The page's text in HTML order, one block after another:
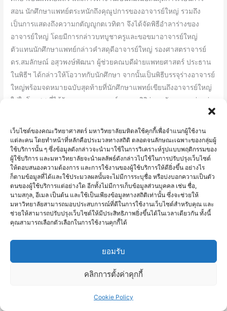
เว็บไซต์ของคณะวิทยาศาสตร์ มหาวิทยาลัยมหิดลใช้คุกกี้เพื่อจำแนกผู้ใช้งาน
แต่ละคน โดยทำหน้าที่หลักคือประมวลทางสถิติ ตลอดจนลักษณะเฉพาะของกลุ่มผู้
ใช้บริการนั้น ๆ ซึ่งข้อมูลดังกล่าวจะนำมาใช้ในการวิเคราะห์รูปแบบพฤติกรรมของ
ผู้ใช้บริการ และมหาวิทยาลัยจะนำผลลัพธ์ดังกล่าวไปใช้ในการปรับปรุงเว็บไซต์
ให้ตอบสนองความต้องการ และการใช้งานของผู้ใช้บริการให้ดียิ่งขึ้น อย่างไร
ก็ตามข้อมูลที่ได้และใช้ประมวลผลนั้นจะไม่มีการระบุชื่อ หรือบ่งบอกความเป็นตัว
ตนของผู้ใช้บริการแต่อย่างใด อีกทั้งไม่มีการเก็บข้อมูลส่วนบุคคล เช่น ชื่อ,
นามสกุล, อีเมล เป็นต้น และใช้เป็นเพียงข้อมูลทางสถิติเท่านั้น ซึ่งจะช่วยให้
มหาวิทยาลัยสามารถมอบประสบการณ์ที่ดีในการใช้งานเว็บไซต์สำหรับคุณ และ
ช่วยให้สามารถปรับปรุงเว็บไซต์ให้มีประสิทธิภาพยิ่งขึ้นได้ในเวลาเดียวกัน ทั้งนี้
คุณสามารถเลือกตัวเลือกในการใช้งานคุกกี้ได้
ยอมรับ
คลิกการตั้งค่าคุกกี้
Cookie Policy
สอน นักศึกษาแพทย์ตระหนักถึงคุณูปการของอาจารย์ใหญ่ รวมถึง
เป็นการแสดงถึงความกตัญญูกตเวทิตา จึงได้จัดพิธีอำลาร่างของ
อาจารย์ใหญ่ โดยมีการกล่าวบทบูชาครูและขอขมาอาจารย์ใหญ่
ตัวแทนนักศึกษาแพทย์กล่าวคำสดุดีอาจารย์ใหญ่ รองศาสตราจารย์
ดร.สมลักษณ์ อสุวพงษ์พัฒนา ผู้ช่วยคณบดีฝ่ายแพทยศาสตร์ ประธาน
ในพิธีฯ ได้กล่าวให้โอวาทกับนักศึกษา จากนั้นเป็นพิธีบรรจุร่างอาจารย์
ใหญ่พร้อมจดหมายฉบับสุดท้ายที่นักศึกษาแพทย์เขียนถึงอาจารย์ใหญ่
ใส่ในโลงศพ ที่ได้รับความอนุเคราะห์จากมูลนิธิร่วมกตัญญูมาอย่างต่อ
กตัญญูรับมอบใบประกาศเกียรติคุณและเงินบริจาคฯ จากภาควิชา
กายวิภาคศาสตร์ โดยรองศาสตราจารย์ ดร.สมลักษณ์
Read More »
คณะ
วิทย์
ม.มหิดล
ร่วม
BRIT